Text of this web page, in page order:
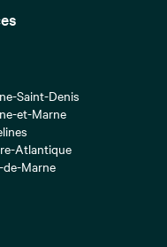
Saint-Denis
et-Marne
Atlantique
Marne